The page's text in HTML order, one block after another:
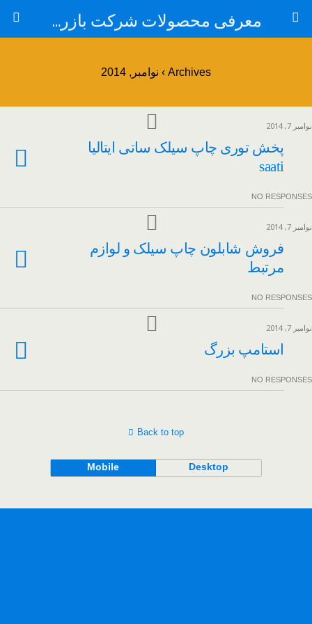
معرفی محصولات شرکت بازرگانی ایران مهر
Archives › نوامبر, 2014
نوامبر 7, 2014
پخش توری چاپ سیلک ساتی ایتالیا
saati
NO RESPONSES
نوامبر 7, 2014
فروش شابلون چاپ سیلک و لوازم
مرتبط
NO RESPONSES
نوامبر 7, 2014
استامپ بزرگ
NO RESPONSES
Back to top
Mobile Desktop